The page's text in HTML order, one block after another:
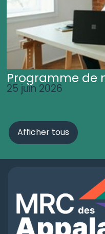
Programme de
25 juin 2026
Afficher tous